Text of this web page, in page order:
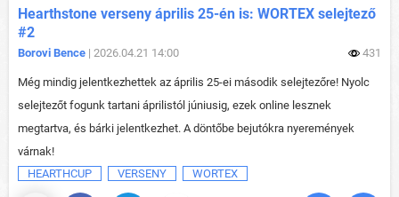
Hearthstone verseny április 25-én is: WORTEX selejtező
#2
Borovi Bence | 2026.04.21 14:00 431
Még mindig jelentkezhettek az április 25-ei második selejtezőre! Nyolc
selejtezőt fogunk tartani áprilistól júniusig, ezek online lesznek
megtartva, és bárki jelentkezhet. A döntőbe bejutókra nyeremények
várnak!
HEARTHCUP
VERSENY WORTEX